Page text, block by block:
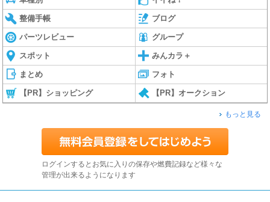
整備手帳 ブログ
パーツレビュー グループ
スポット みんカラ＋
まとめ フォト
【PR】ショッピング 【PR】オークション
もっと見る
ログインするとお気に入りの保存や燃費記録など様々な
管理が出来るようになります